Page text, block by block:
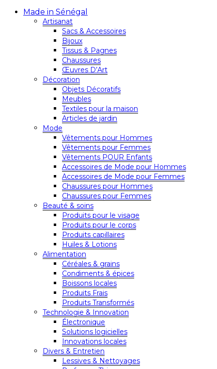
Made in Sénégal
Artisanat
Sacs & Accessoires
Bijoux
Tissus & Pagnes
Chaussures
Œuvres D’Art
Décoration
Objets Décoratifs
Meubles
Textiles pour la maison
Articles de jardin
Mode
Vêtements pour Hommes
Vêtements pour Femmes
Vêtements POUR Enfants
Accessoires de Mode pour Hommes
Accessoires de Mode pour Femmes
Chaussures pour Hommes
Chaussures pour Femmes
Beauté & soins
Produits pour le visage
Produits pour le corps
Produits capillaires
Huiles & Lotions
Alimentation
Céréales & grains
Condiments & épices
Boissons locales
Produits Frais
Produits Transformés
Technologie & Innovation
Électronique
Solutions logicielles
Innovations locales
Divers & Entretien
Lessives & Nettoyages